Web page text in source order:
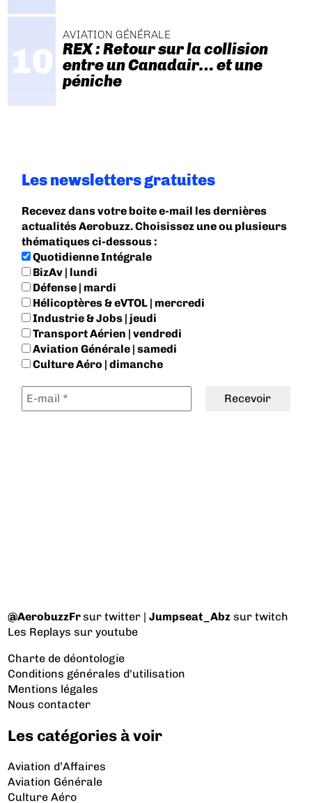
AVIATION GÉNÉRALE
REX : Retour sur la collision
entre un Canadair… et une
péniche
Les newsletters gratuites
Recevez dans votre boite e-mail les dernières
actualités Aerobuzz. Choisissez une ou plusieurs
thématiques ci-dessous :
Quotidienne Intégrale
BizAv | lundi
Défense | mardi
Hélicoptères & eVTOL | mercredi
Industrie & Jobs | jeudi
Transport Aérien | vendredi
Aviation Générale | samedi
Culture Aéro | dimanche
@AerobuzzFrsur twitter |Jumpseat_Abz sur twitch
Les Replays sur youtube
Charte de déontologie
Conditions générales d'utilisation
Mentions légales
Nous contacter
Les catégories à voir
Aviation d’Affaires
Aviation Générale
Culture Aéro